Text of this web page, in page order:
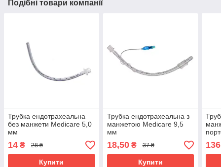
Подібні товари компанії
Трубка ендотрахеальна
без манжети Medicare 5,0
мм
14 ₴ 28 ₴
Купити
Трубка ендотрахеальна з
манжетою Medicare 9,5
мм
18,50₴ 37 ₴
Купити